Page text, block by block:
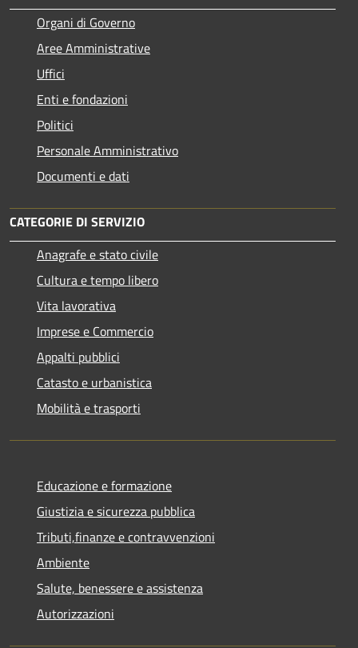
Organi di Governo
Aree Amministrative
Uffici
Enti e fondazioni
Politici
Personale Amministrativo
Documenti e dati
CATEGORIE DI SERVIZIO
Anagrafe e stato civile
Cultura e tempo libero
Vita lavorativa
Imprese e Commercio
Appalti pubblici
Catasto e urbanistica
Mobilità e trasporti
Educazione e formazione
Giustizia e sicurezza pubblica
Tributi,finanze e contravvenzioni
Ambiente
Salute, benessere e assistenza
Autorizzazioni